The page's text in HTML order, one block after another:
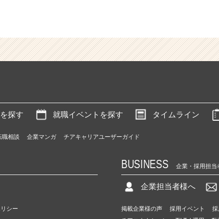
探す 就職イベントを探す タイムライン
職相談 企業マンガ チアキャリアユーザーガイド
シー
BUSINESS 企業・採用担当
企業担当者様へ
掲載企業様の声 採用イベント